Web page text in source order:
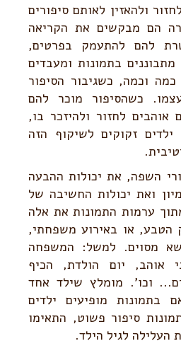
ולהאזין לאותם סיפורים
הם מבקשים את הקריאה
להם להתעמק בפרטים,
בתמונות ומעבדים
וכמה, כשגיבור הסיפור
כשהסיפור מוכר להם
אוהבים לחזור ולהיזכר בו,
זקוקים לשיקוף הזה
השפה, את יכולות ההבעה
ואת יכולות החשיבה של
ערמות התמונות את אלה
הטבע, או באירוע משפחתי,
מסוים. למשל: המשפחה
אוהב, יום הולדת, הכיף
וכו'. מומלץ שילד אחד
בתמונות מופיעים ילדים
סיפור פשוט, התאימו
העלילה לגיל הילד.